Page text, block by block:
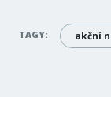
TAGY: akční